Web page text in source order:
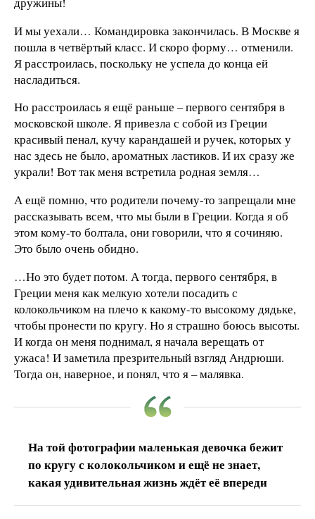
И мы уехали… Командировка закончилась. В Москве я
пошла в четвёртый класс. И скоро форму… отменили.
Я расстроилась, поскольку не успела до конца ей
насладиться.
Но расстроилась я ещё раньше – первого сентября в
московской школе. Я привезла с собой из Греции
красивый пенал, кучу карандашей и ручек, которых у
нас здесь не было, ароматных ластиков. И их сразу же
украли! Вот так меня встретила родная земля…
А ещё помню, что родители почему-то запрещали мне
рассказывать всем, что мы были в Греции. Когда я об
этом кому-то болтала, они говорили, что я сочиняю.
Это было очень обидно.
…Но это будет потом. А тогда, первого сентября, в
Греции меня как мелкую хотели посадить с
колокольчиком на плечо к какому-то высокому дядьке,
чтобы пронести по кругу. Но я страшно боюсь высоты.
И когда он меня поднимал, я начала верещать от
ужаса! И заметила презрительный взгляд Андрюши.
Тогда он, наверное, и понял, что я – малявка.
На той фотографии маленькая девочка бежит
по кругу с колокольчиком и ещё не знает,
какая удивительная жизнь ждёт её впереди